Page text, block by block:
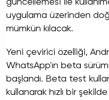
uygulama üzerinden
mümkün kılacak.
Yeni çevirici özelliği,
WhatsApp'ın beta
başlandı. Beta test
kullanarak hızlı bir